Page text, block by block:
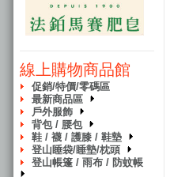
線上購物商品館
促銷/特價/零碼區
最新商品區
戶外服飾
背包 / 腰包
鞋 / 襪 / 護膝 / 鞋墊
登山睡袋/睡墊/枕頭
登山帳篷 / 雨布 / 防蚊帳